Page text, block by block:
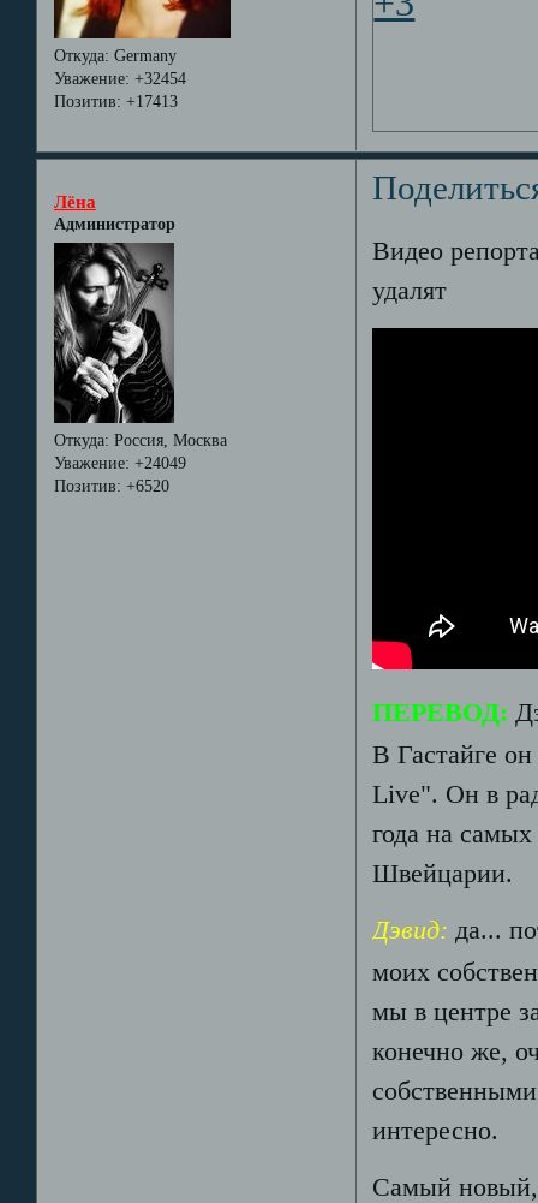
Откуда: Germany
Уважение: +32454
Позитив: +17413
Лёна
Администратор
Откуда: Россия, Москва
Уважение: +24049
Позитив: +6520
Видео
удалят
ПЕРЕВОД:
В Гастайге
Live". Он в
года на
Швейцарии.
Дэвид: да...
моих
мы в центре
конечно же,
интересно.
Самый новый,